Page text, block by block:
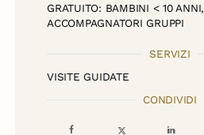
GRATUITO: BAMBINI < 10 ANNI,
ACCOMPAGNATORI GRUPPI
SERVIZI
VISITE GUIDATE
CONDIVIDI